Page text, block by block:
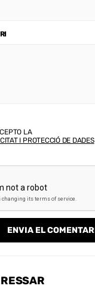
LA
I PROTECCIÓ DE DADES